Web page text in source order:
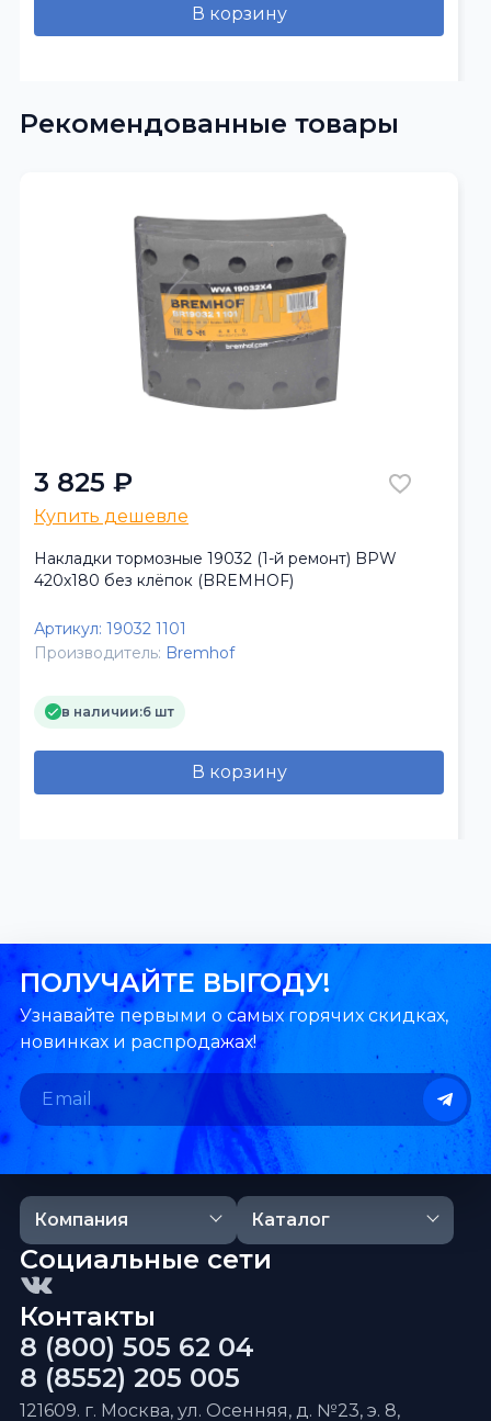
В корзину
Рекомендованные товары
3 825 ₽
Купить дешевле
Накладки тормозные 19032 (1-й ремонт) BPW
420х180 без клёпок (BREMHOF)
Артикул: 19032 1101
Производитель: Bremhof
в наличии:6 шт
В корзину
ПОЛУЧАЙТЕ ВЫГОДУ!
Узнавайте первыми о самых горячих скидках,
новинках и распродажах!
Компания Каталог
Контакты
8 (800) 505 62 04
8 (8552) 205 005
121609. г. Москва, ул. Осенняя, д. №23, э. 8,
Социальные сети